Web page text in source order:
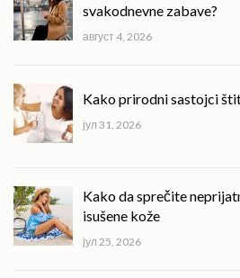
svakodnevne zabave?
август 4, 2026
Kako prirodni sastojci
јул 31, 2026
Kako da sprečite
isušene kože
јул 25, 2026